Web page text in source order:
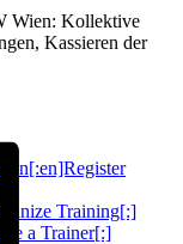
Training[:]
a Trainer[:]
Wien: Kollektive
Kassieren der